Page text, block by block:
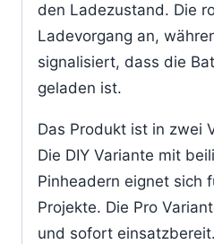
den Ladezustand. Die
Ladevorgang an,
signalisiert, dass die
geladen ist.
Das Produkt ist in zwei
Die DIY Variante mit
Pinheadern eignet sich
Projekte. Die Pro
und sofort einsatzbereit.